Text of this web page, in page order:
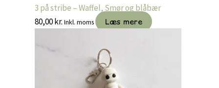
3 på stribe – Waffel, Smør og blåbær
80,00kr. Inkl. moms Læs mere